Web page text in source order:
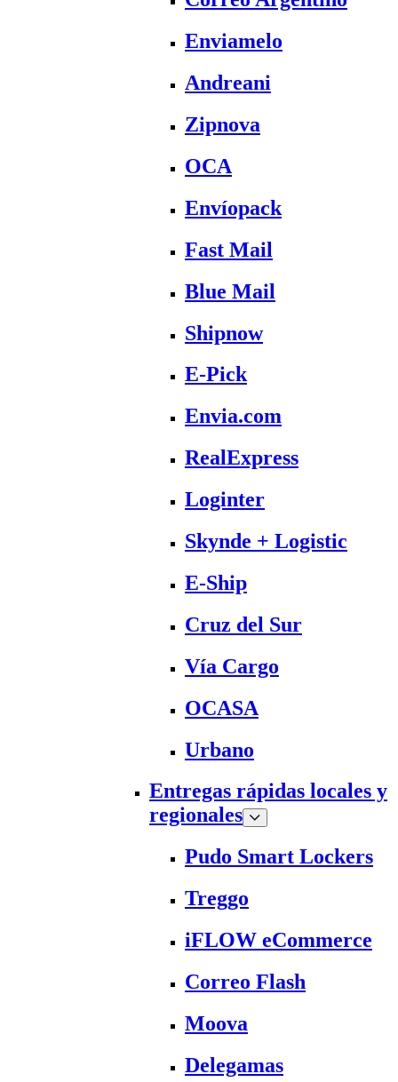
Enviamelo
Andreani
Zipnova
OCA
Envíopack
Fast Mail
Blue Mail
Shipnow
E-Pick
Envia.com
RealExpress
Loginter
Skynde + Logistic
E-Ship
Cruz del Sur
Vía Cargo
OCASA
Urbano
Entregas rápidas locales y
regionales
Pudo Smart Lockers
Treggo
iFLOW eCommerce
Correo Flash
Moova
Delegamas